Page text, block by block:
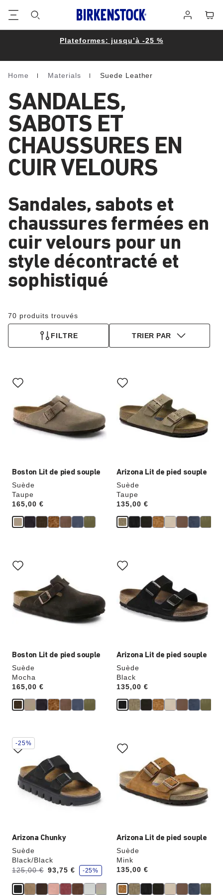
connecter
Plateformes: jusqu’à -25 %
Homepage
Home Materials Suede Leather
SANDALES,
SABOTS ET
CHAUSSURES EN
CUIR VELOURS
Sandales, sabots et
chaussures fermées en
cuir velours pour un
style décontracté et
sophistiqué
70 produits trouvés
FILTRE TRIER PAR
Boston Lit de pied souple
Suède
Taupe
Price:
165,00 €
sur
les
échantillons
de
couleurs
modifiera
Arizona Lit de pied souple
Suède
Taupe
Price:
135,00 €
sur
les
échantillons
de
couleurs
modifiera
Boston Lit de pied souple
Suède
Mocha
Price:
165,00 €
sur
les
échantillons
de
couleurs
modifiera
l’image
Arizona Lit de pied souple
Suède
Black
Price:
135,00 €
sur
les
échantillons
de
couleurs
modifiera
l’image
Arizona Chunky
Suède
Black/Black
Avant:
125,00 €
à 93,75 €
é
c
n
o
-25%
Cliquer
sur
les
échantillons
couleurs
modifiera
-25%
Arizona Lit de pied souple
Suède
Mink
Price:
135,00 €
sur
les
échantillons
de
couleurs
modifiera